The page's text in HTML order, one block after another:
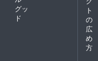
グッ
ド
ト
の
広
め
方